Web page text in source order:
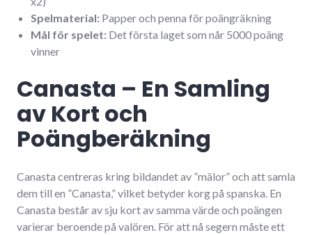
Spelmaterial: Papper och penna för poängräkning
Mål för spelet: Det första laget som når 5000 poäng
vinner
Canasta – En Samling
av Kort och
Poängberäkning
Canasta centreras kring bildandet av ”mälor” och att samla
dem till en ”Canasta,” vilket betyder korg på spanska. En
Canasta består av sju kort av samma värde och poängen
varierar beroende på valören. För att nå segern måste ett